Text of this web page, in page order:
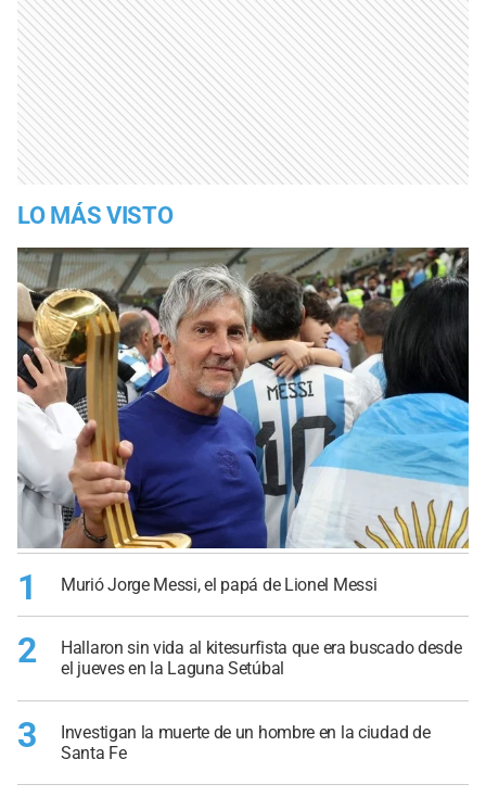
LO MÁS VISTO
1 Murió Jorge Messi, el papá de Lionel Messi
2
Hallaron sin vida al kitesurfista que era buscado desde
el jueves en la Laguna Setúbal
3
Investigan la muerte de un hombre en la ciudad de
Santa Fe